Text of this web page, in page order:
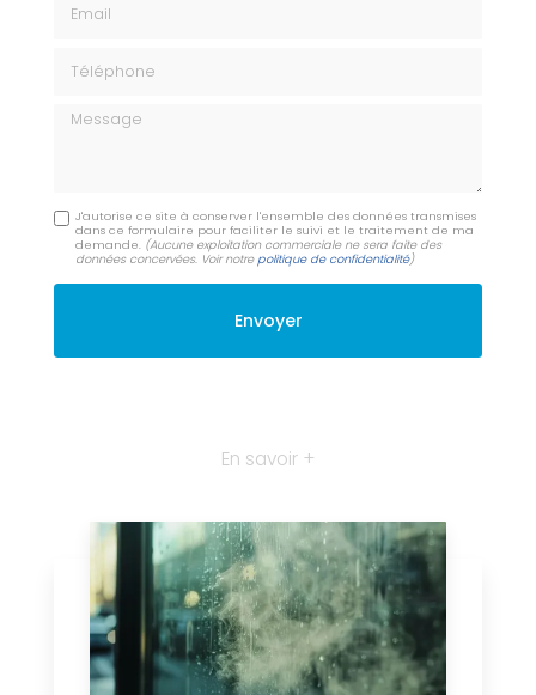
Message
J'autorise ce site à conserver l'ensemble des données transmises
dans ce formulaire pour faciliter le suivi et le traitement de ma
demande. (Aucune exploitation commerciale ne sera faite des
données concervées. Voir notrepolitique de confidentialité)
En savoir +